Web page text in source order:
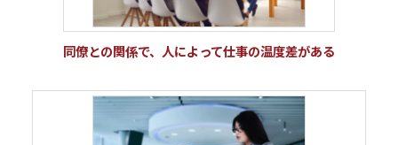
同僚との関係で、人によって仕事の温度差がある